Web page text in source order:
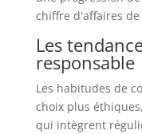
chiffre d'affaires
Les
responsable
Les habitudes de
choix plus
qui intègrent